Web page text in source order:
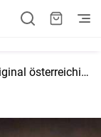
VIDEOEMPFANG Original österreichisches Rezept für das Wiener Schnitzel